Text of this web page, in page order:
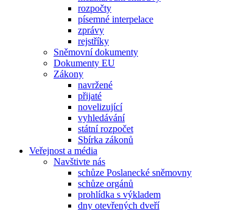
rozpočty
písemné interpelace
zprávy
rejstříky
Sněmovní dokumenty
Dokumenty EU
Zákony
navržené
přijaté
novelizující
vyhledávání
státní rozpočet
Sbírka zákonů
Veřejnost a média
Navštivte nás
schůze Poslanecké sněmovny
schůze orgánů
prohlídka s výkladem
dny otevřených dveří